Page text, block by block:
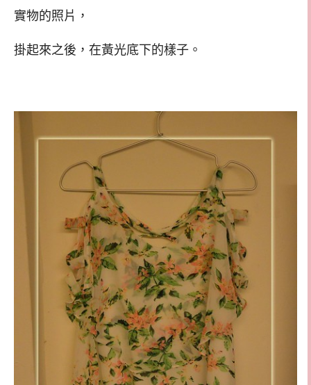
實物的照片，
掛起來之後，在黃光底下的樣子。